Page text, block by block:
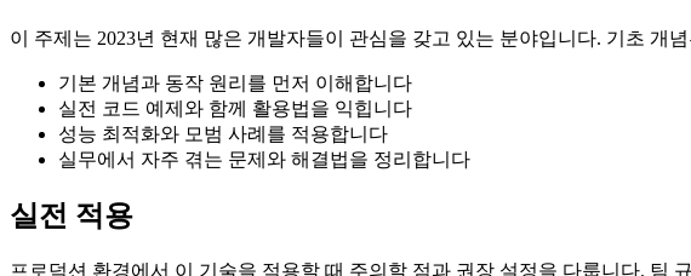
이 주제는 2023년 현재 많은 개발자들이 관심을 갖고 있는 분야입니다. 기초 개
기본 개념과 동작 원리를 먼저 이해합니다
실전 코드 예제와 함께 활용법을 익힙니다
성능 최적화와 모범 사례를 적용합니다
실무에서 자주 겪는 문제와 해결법을 정리합니다
실전 적용
프로덕션 환경에서 이 기술을 적용할 때 주의할 점과 권장 설정을 다룹니다. 팀